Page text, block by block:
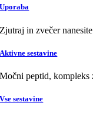
Uporaba
Zjutraj in zvečer
Aktivne sestavine
Močni peptid, kompleks
Vse sestavine